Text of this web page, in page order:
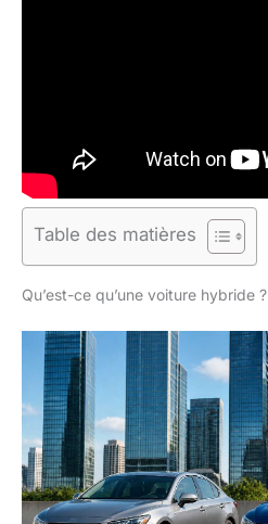
Table des matières
Qu’est-ce qu’une voiture hybride ?